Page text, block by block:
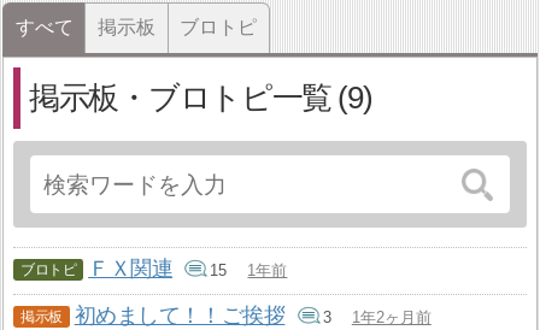
すべて 掲示板 ブロトピ
掲示板・ブロトピ一覧 9
ＦＸ関連 15 1年前
初めまして！！ご挨拶 3 1年2ヶ月前